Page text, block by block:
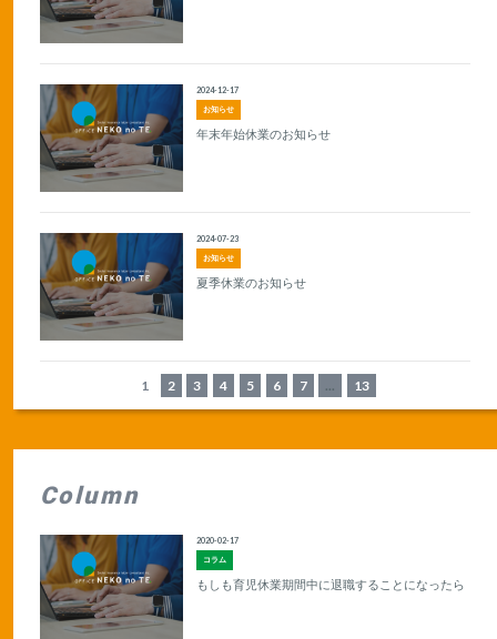
お知らせ
2024-12-17
年末年始休業のお知らせ
お知らせ
2024-07-23
夏季休業のお知らせ
1 2 3 4 5 6 7 ... 13
Column
コラム
2020-02-17
もしも育児休業期間中に退職することになったら